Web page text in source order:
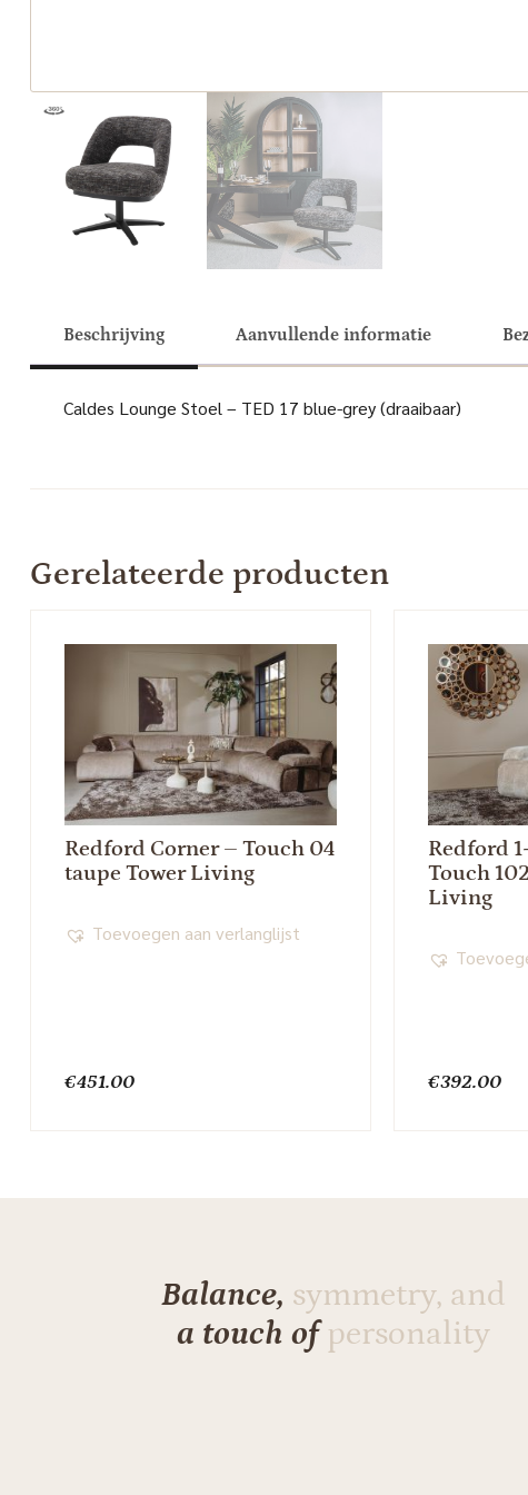
Beschrijving Aanvullende informatie
Caldes Lounge Stoel – TED 17 blue-grey (draaibaar)
Gerelateerde producten
Redford Corner – Touch 04
taupe Tower Living
€451.00
Toevoegen aan verlanglijst
Redford
Touch
Living
€392.00
Balance, symmetry, and
a touch ofpersonality